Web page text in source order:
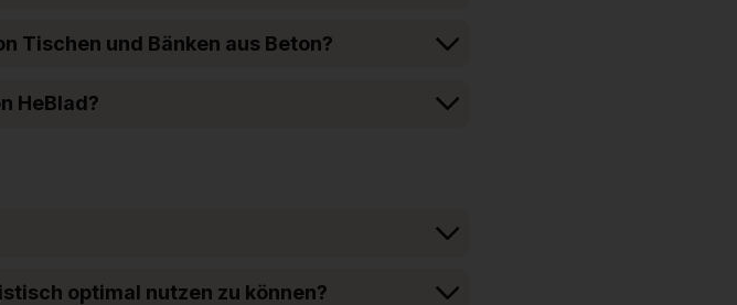
Tischen und Bänken aus Beton?
HeBlad?
optimal nutzen zu können?